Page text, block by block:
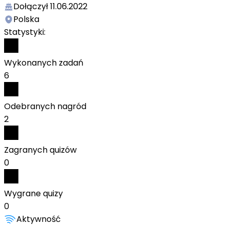
Dołączył11.06.2022
Polska
Statystyki:
Wykonanych zadań
6
Odebranych nagród
2
Zagranych quizów
0
Wygrane quizy
0
Aktywność